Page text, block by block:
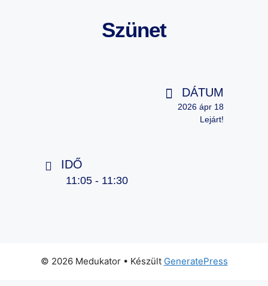
Szünet
DÁTUM
2026 ápr 18
Lejárt!
IDŐ
11:05 - 11:30
© 2026 Medukator• Készült GeneratePress